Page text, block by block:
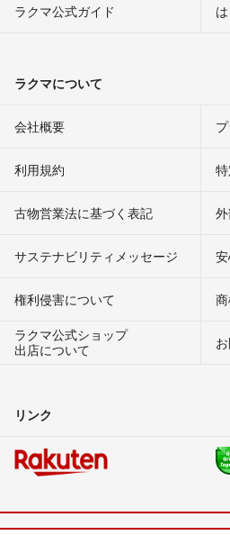
ラクマ公式ガイド
ラクマについて
会社概要
利用規約
古物営業法に基づく表記
サステナビリティメッセージ
権利侵害について
ラクマ公式ショップ
出店について
リンク